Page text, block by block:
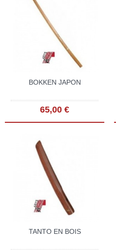
BOKKEN JAPON
65,00 €
TANTO EN BOIS